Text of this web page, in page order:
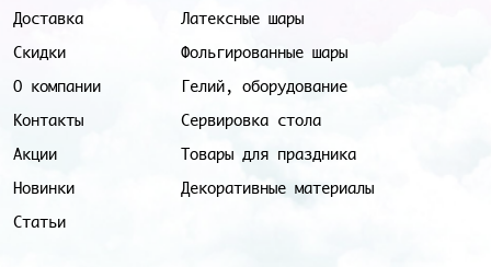
Доставка
Скидки
О компании
Контакты
Акции
Новинки
Статьи
Латексные шары
Фольгированные шары
Гелий, оборудование
Сервировка стола
Товары для праздника
Декоративные материалы